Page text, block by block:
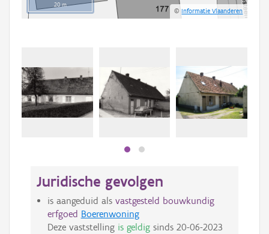
20 m
©Informatie Vlaanderen
Juridische gevolgen
is aangeduid als vastgesteld bouwkundig
erfgoed Boerenwoning
Deze vaststelling is geldigsinds 20-06-2023